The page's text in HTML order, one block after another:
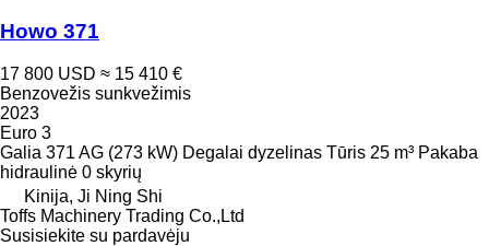
Howo 371
17 800 USD ≈ 15 410 €
Benzovežis sunkvežimis
2023
Euro 3
Galia 371 AG (273 kW) Degalai dyzelinas Tūris 25 m³ Pakaba
hidraulinė 0 skyrių
Kinija, Ji Ning Shi
Toffs Machinery Trading Co.,Ltd
Susisiekite su pardavėju